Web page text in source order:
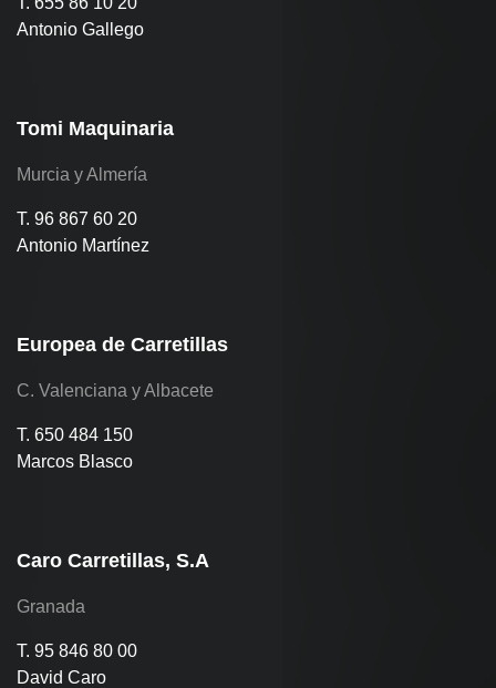
Antonio Gallego
Tomi Maquinaria
Murcia y Almería
T. 96 867 60 20
Antonio Martínez
Europea de Carretillas
C. Valenciana y Albacete
T. 650 484 150
Marcos Blasco
Caro Carretillas, S.A
Granada
T. 95 846 80 00
David Caro